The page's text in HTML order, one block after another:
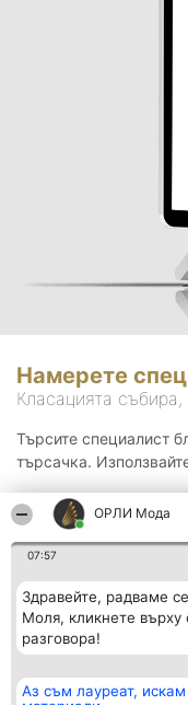
ОРЛИ Мода
07:57
Здравейте, радваме
Моля, кликнете върху
разговора!
Аз съм лауреат,
Намерете
Класацията
Търсите специалист
търсачка.
Организатор на